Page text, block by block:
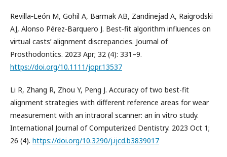
Revilla‐León M, Gohil A, Barmak AB, Zandinejad A, Raigrodski
AJ, Alonso Pérez‐Barquero J. Best‐fit algorithm influences on
virtual casts’ alignment discrepancies. Journal of
Prosthodontics. 2023 Apr; 32 (4): 331–9.
https://doi.org/10.1111/jopr.13537
Li R, Zhang R, Zhou Y, Peng J. Accuracy of two best-fit
alignment strategies with different reference areas for wear
measurement with an intraoral scanner: an in vitro study.
International Journal of Computerized Dentistry. 2023 Oct 1;
26 (4). https://doi.org/10.3290/j.ijcd.b3839017